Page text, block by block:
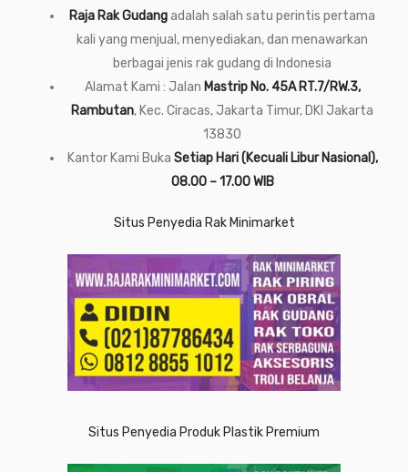
Raja Rak Gudangadalah salah satu perintis pertama
kali yang menjual, menyediakan, dan menawarkan
berbagai jenis rak gudang di Indonesia
Alamat Kami : Jalan Mastrip No. 45A RT.7/RW.3,
Rambutan, Kec. Ciracas, Jakarta Timur, DKI Jakarta
13830
Kantor Kami Buka Setiap Hari (Kecuali Libur Nasional),
08.00 – 17.00 WIB
Situs Penyedia Rak Minimarket
Situs Penyedia Produk Plastik Premium